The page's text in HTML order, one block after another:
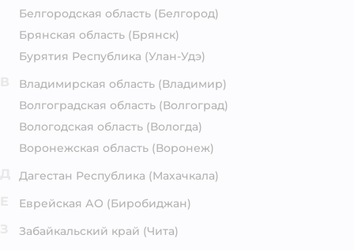
Белгородская область (Белгород)
Брянская область (Брянск)
Бурятия Республика (Улан-Удэ)
Владимирская область (Владимир)
Волгоградская область (Волгоград)
Вологодская область (Вологда)
Воронежская область (Воронеж)
Дагестан Республика (Махачкала)
Еврейская АО (Биробиджан)
Забайкальский край (Чита)